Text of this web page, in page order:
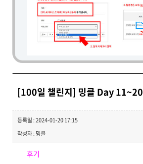
[100일 챌린지] 밍클 Day 11~20
등록일 : 2024-01-20 17:15
작성자 : 밍클
후기